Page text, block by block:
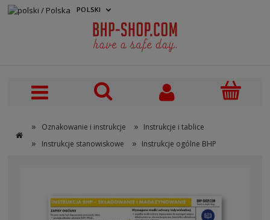
» Oznakowanie i instrukcje » Instrukcje i tablice
» Instrukcje stanowiskowe » Instrukcje ogólne BHP
POLSKI